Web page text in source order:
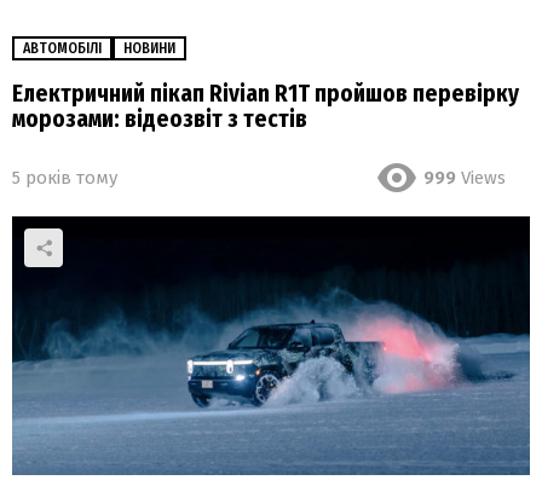
АВТОМОБІЛІ НОВИНИ
Електричний пікап Rivian R1T пройшов перевірку
морозами: відеозвіт з тестів
5 років тому 999 Views